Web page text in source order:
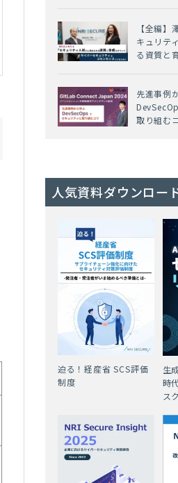
【全編】
キュリテ
る資質と
先進事例
取り組む
人気資料ダウンロー
迫る！経産省 SCS評価
制度
生
時
ス